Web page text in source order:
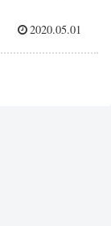
2020.05.01